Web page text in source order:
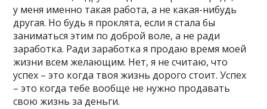
у меня именно такая работа, а не какая-нибудь
другая. Но будь я проклята, если я стала бы
заниматься этим по доброй воле, а не ради
заработка. Ради заработка я продаю время моей
жизни всем желающим. Нет, я не считаю, что
успех – это когда твоя жизнь дорого стоит. Успех
– это когда тебе вообще не нужно продавать
свою жизнь за деньги.